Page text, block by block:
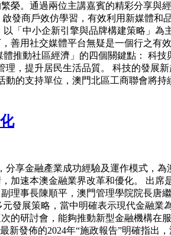
。通過兩位主講嘉賓的精彩分享與
發商戶效仿學習，有效利用新媒體
「中小企新引擎與品牌構建策略」
用社交媒體平台無疑是一個行之有
推動社區經濟」的四個關鍵點： 科
，提升居民生活品質。 科技的發展
的支持單位，澳門北區工商聯會將
享金融產業成功經驗及運作模式，
加速本澳金融業界改革和優化。 出
理事長陳順平，澳門管理學院院長唐
發展策略，當中明確表示現代金融
研討會，能夠推動新型金融機構在
新發佈的2024年“施政報告”明確指出